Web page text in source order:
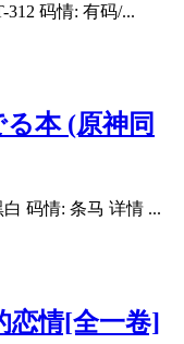
312 码情: 有码/...
本 (原神同
码情: 条马 详情 ...
恋情[全一卷]